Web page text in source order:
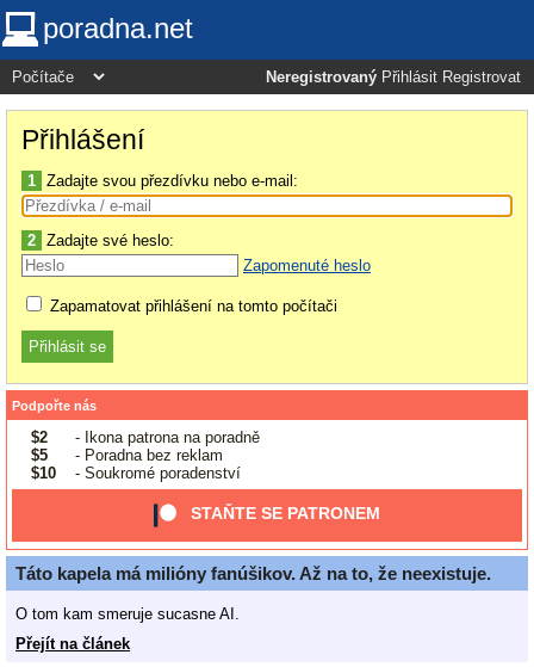
poradna.net
Neregistrovaný Přihlásit Registrovat
Přihlášení
1 Zadajte svou přezdívku nebo e-mail:
2 Zadajte své heslo:
Zapomenuté heslo
Zapamatovat přihlášení na tomto počítači
Podpořte nás
$2
- Ikona patrona na poradně
$5
- Poradna bez reklam
$10
- Soukromé poradenství
STAŇTE SE PATRONEM
Táto kapela má milióny fanúšikov. Až na to, že neexistuje.
O tom kam smeruje sucasne AI.
Přejít na článek